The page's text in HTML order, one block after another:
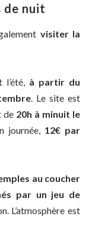
de nuit
visiter la
à partir du
. Le site est
de 20h à minuit le
journée, 12€ par
au coucher
par un jeu de
L’atmosphère est